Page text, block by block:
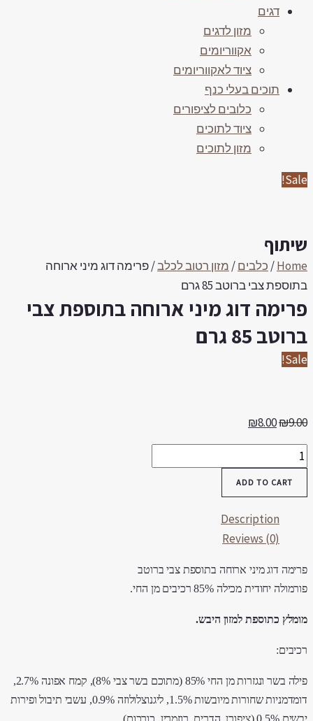
דגים
מזון לדגים
אקווריומים
ציוד לאקווריומים
תוכים בעלי כנף
כלובים לציפורים
ציוד לתוכים
מזון לתוכים
/כלבים/מזון רטוב לכלב/ פרימה דוג מיני ארוחה
צבי ברוטב 85 גרם
דוג מיני ארוחה בתוספת צבי
85 גרם
₪
₪8.00
ADD TO CART
Description
Reviews (0)
דוג מיני ארוחה בתוספת צבי ברוטב
יחודית מכילה 85% רכיבים מן החי.
כתוספת למזון היבש.
פילה בשר ונגזרות מן החי 85% (מתוכם בשר צבי 8%), קמח אפונה 2.7%,
דומדמניות שחורות מיובשות 1.5%, ליגנוצלולוזה 0.9%, עשבי תיבול ופירות
(ציפורן, הדרים, רוזמרין, כורכום).